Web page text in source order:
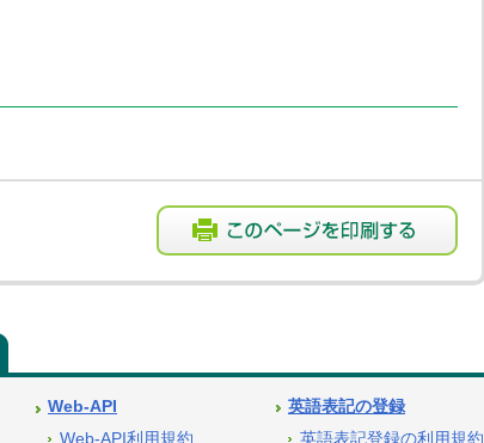
Web-API
Web-API利用規約
英語表記の登録
英語表記登録の利用規約